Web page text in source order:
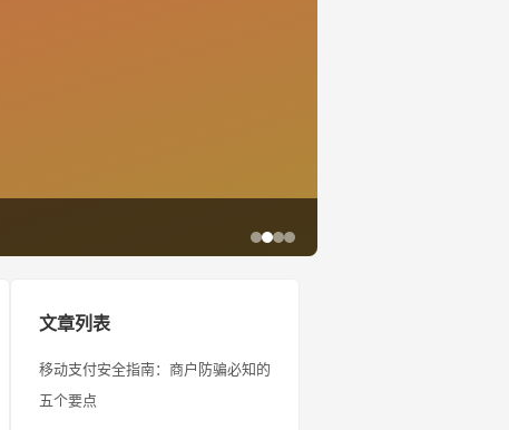
文章列表
移动支付安全指南：商户防骗必知的
五个要点